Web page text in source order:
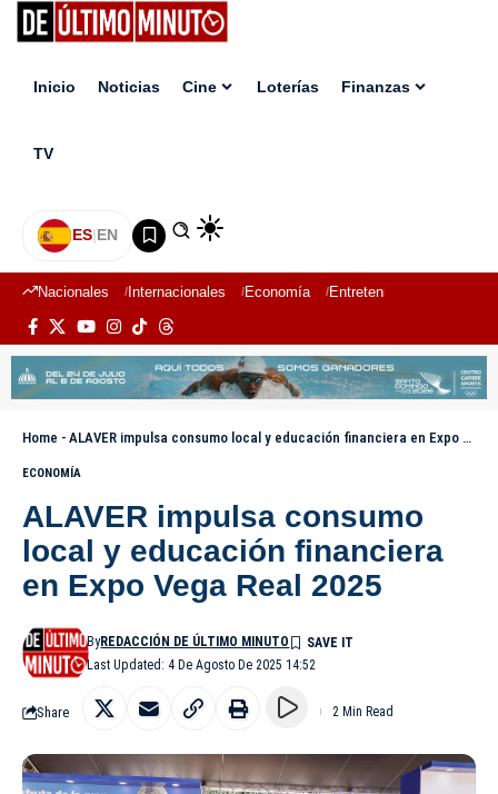
Inicio Noticias Cine Loterías Finanzas
TV
ES|EN
Nacionales Internacionales Economía Entretenimiento
Home - ALAVER impulsa consumo local y educación financiera en Expo Vega Real 2025
ECONOMÍA
ALAVER impulsa consumo
local y educación financiera
en Expo Vega Real 2025
Last Updated: 4 De Agosto De 2025 14:52
ByREDACCIÓN DE ÚLTIMO MINUTO
Share 2 Min Read